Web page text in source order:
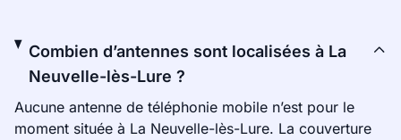
Combien d’antennes sont localisées à La
Neuvelle-lès-Lure ?
Aucune antenne de téléphonie mobile n’est pour le
moment située à La Neuvelle-lès-Lure. La couverture